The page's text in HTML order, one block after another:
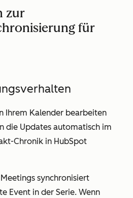
zur
für
Ihrem Kalender bearbeiten
die Updates automatisch im
Chronik in HubSpot
synchronisiert
Event in der Serie. Wenn